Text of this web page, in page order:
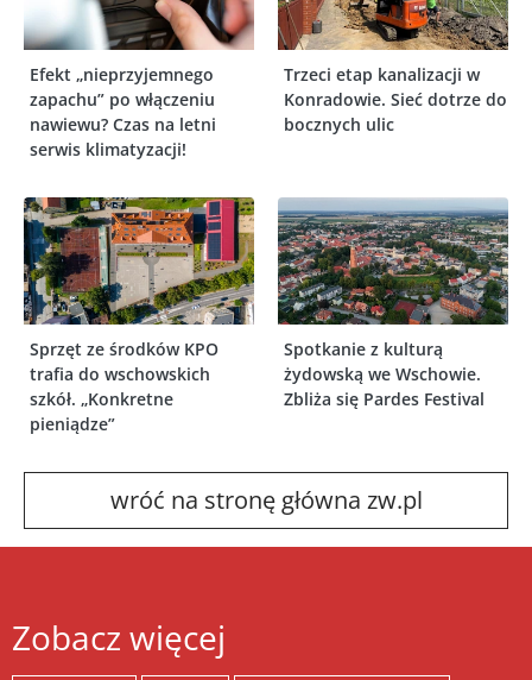
Efekt „nieprzyjemnego
zapachu” po włączeniu
nawiewu? Czas na letni
serwis klimatyzacji!
Trzeci etap kanalizacji w
Konradowie. Sieć dotrze do
bocznych ulic
Sprzęt ze środków KPO
trafia do wschowskich
szkół. „Konkretne
pieniądze”
Spotkanie z kulturą
żydowską we Wschowie.
Zbliża się Pardes Festival
wróć na stronę główna zw.pl
Zobacz więcej